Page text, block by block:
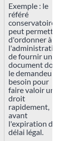
Exemple : le
référé
conservatoire
peut permettre
d'ordonner à
l'administration
de fournir un
document dont
le demandeur a
besoin pour
faire valoir un
droit
rapidement,
avant
l'expiration d'un
délai légal.